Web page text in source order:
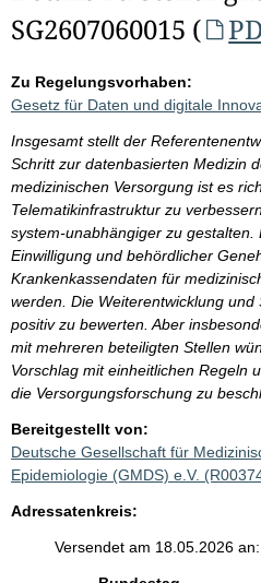
SG2607060015 (
Zu Regelungsvorhaben:
Gesetz für Daten und digitale
Insgesamt stellt der
Schritt zur datenbasierten Medizin
medizinischen Versorgung ist es
Telematikinfrastruktur zu
system-unabhängiger zu gestalten.
Einwilligung und behördlicher
Krankenkassendaten für
werden. Die Weiterentwicklung
positiv zu bewerten. Aber
mit mehreren beteiligten Stellen
Vorschlag mit einheitlichen Regeln
die Versorgungsforschung zu
Bereitgestellt von:
Deutsche Gesellschaft für
Epidemiologie (GMDS) e.V.
Adressatenkreis:
Versendet am 18.05.2026 an: